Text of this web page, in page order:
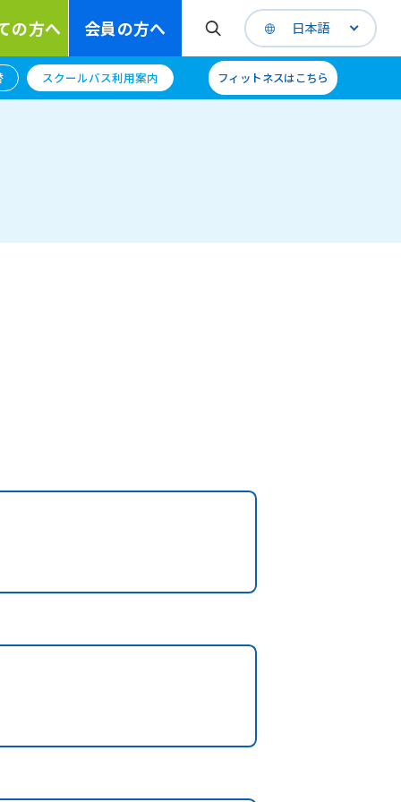
の方へ 会員の方へ 日本語
スクールバス利用案内 フィットネスはこちら